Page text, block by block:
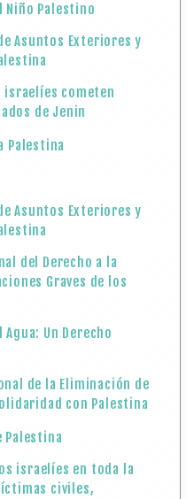
Niño Palestino
Asuntos Exteriores y
israelíes cometen
de Jenin
Palestina
Asuntos Exteriores y
del Derecho a la
Graves de los
Un Derecho
de la Eliminación de
con Palestina
Palestina
israelíes en toda la
civiles,